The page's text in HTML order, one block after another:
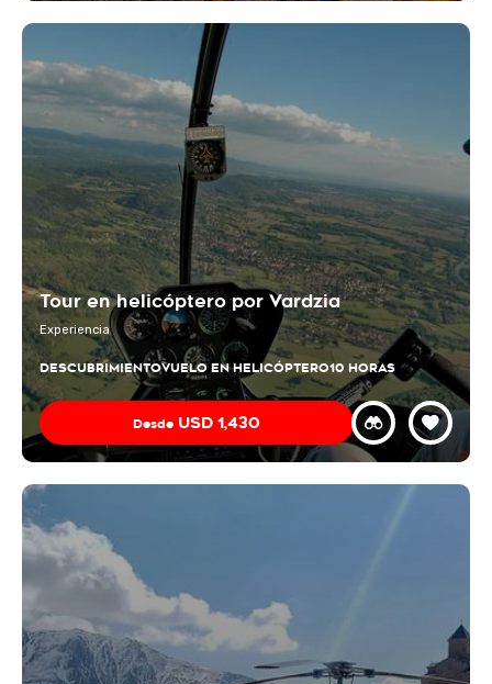
Tour en helicóptero por Vardzia
Experiencia
DESCUBRIMIENTOVUELO EN HELICÓPTERO10 HORAS
Desde USD 1,430